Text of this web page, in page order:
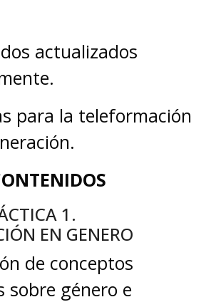
actualizados
para la teleformación
1.
EN GENERO
de conceptos
sobre género e